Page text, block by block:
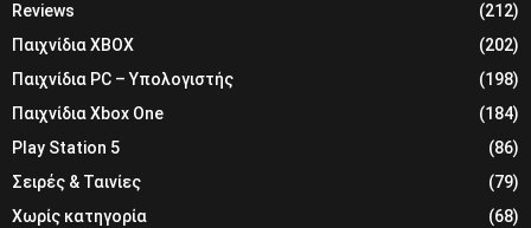
Reviews
(212)
Παιχνίδια XBOX
(202)
Παιχνίδια PC – Υπολογιστής
(198)
Παιχνίδια Xbox One
(184)
Play Station 5
(86)
Σειρές & Ταινίες
(79)
Χωρίς κατηγορία
(68)